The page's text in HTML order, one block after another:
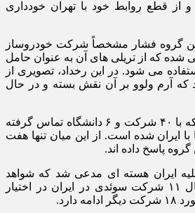
و از قطع روابط خود با تهران خودداری
گروه فشار مشخصاً شرکت خودروساز
شده که از تریلی های آن به عنوان حامل
می شود. در این رخداد، تصویری از
که آرم ولوو بر آن نقش بسته و در حال
گروه مذکور اعلام کرده که با ۴۰ شرکت و ۶ دانشگاه تماس گرفته
با ایران شده است. از این میان تنها هفت
پاسخ داده اند.
ایران هسته ای مدعی شد که شواهد
متقنی دال بر حضور فعال ۱۱ شرکت سوئدی در ایران در اختیار
دارد.